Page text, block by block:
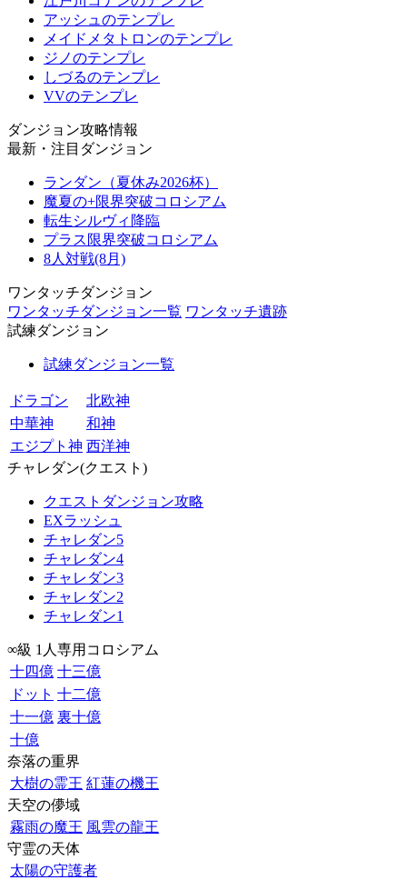
アッシュのテンプレ
メイドメタトロンのテンプレ
ジノのテンプレ
しづるのテンプレ
VVのテンプレ
ダンジョン攻略情報
最新・注目ダンジョン
ランダン（夏休み2026杯）
魔夏の+限界突破コロシアム
転生シルヴィ降臨
プラス限界突破コロシアム
8人対戦(8月)
ワンタッチダンジョン
ワンタッチダンジョン一覧 ワンタッチ遺跡
試練ダンジョン
試練ダンジョン一覧
ドラゴン
北欧神
中華神
和神
エジプト神 西洋神
チャレダン(クエスト)
クエストダンジョン攻略
EXラッシュ
チャレダン5
チャレダン4
チャレダン3
チャレダン2
チャレダン1
∞級 1人専用コロシアム
十四億 十三億
ドット 十二億
十一億 裏十億
十億
奈落の重界
大樹の霊王 紅蓮の機王
天空の儚域
霧雨の魔王 風雲の龍王
守霊の天体
太陽の守護者